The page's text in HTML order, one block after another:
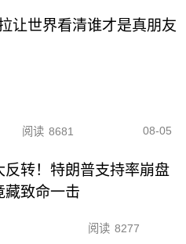
让世界看清谁才是真朋友
阅读 8681 08-05
反转！特朗普支持率崩盘
藏致命一击
阅读 8277